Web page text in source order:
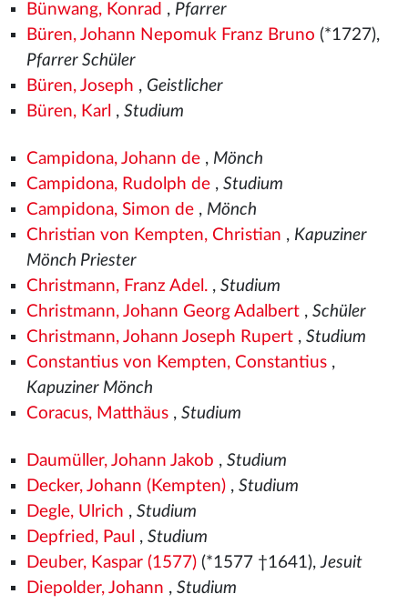
Bünwang, Konrad , Pfarrer
Büren, Johann Nepomuk Franz Bruno (*1727),
Pfarrer Schüler
Büren, Joseph , Geistlicher
Büren, Karl , Studium
Campidona, Johann de, Mönch
Campidona, Rudolph de, Studium
Campidona, Simon de, Mönch
Christian von Kempten, Christian , Kapuziner
Mönch Priester
Christmann, Franz Adel., Studium
Christmann, Johann Georg Adalbert, Schüler
Christmann, Johann Joseph Rupert, Studium
Constantius von Kempten, Constantius,
Kapuziner Mönch
Coracus, Matthäus, Studium
Daumüller, Johann Jakob , Studium
Decker, Johann (Kempten), Studium
Degle, Ulrich , Studium
Depfried, Paul , Studium
Deuber, Kaspar (1577)(*1577 †1641),Jesuit
Diepolder, Johann , Studium